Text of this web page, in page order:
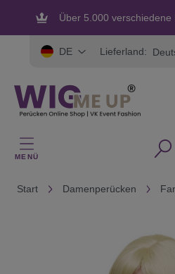
springenÜber 5.000Flexible und
DE Lieferland:
MENÜ
Start Damenperücken